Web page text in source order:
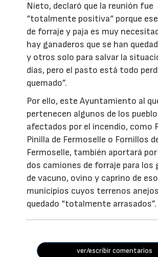
Nieto, declaró que la reunión fue
“totalmente positiva“ porque
de forraje y paja es muy
hay ganaderos que se han
y otros solo para salvar la
días, pero el pasto está todo
quemado”.
Por ello, este Ayuntamiento al
pertenecen algunos de los
afectados por el incendio, como
Pinilla de Fermoselle o Fornillos
Fermoselle, también aportará
dos camiones de forraje para los
de vacuno, ovino y caprino de
municipios cuyos terrenos
quedado “totalmente arrasados”.
ver/escribir comentarios